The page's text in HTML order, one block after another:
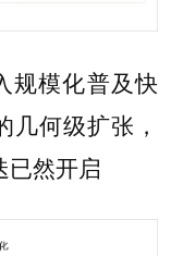
规模化普及快
何级扩张，
已然开启